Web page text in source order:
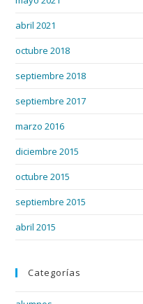
abril 2021
octubre 2018
septiembre 2018
septiembre 2017
marzo 2016
diciembre 2015
octubre 2015
septiembre 2015
abril 2015
Categorías